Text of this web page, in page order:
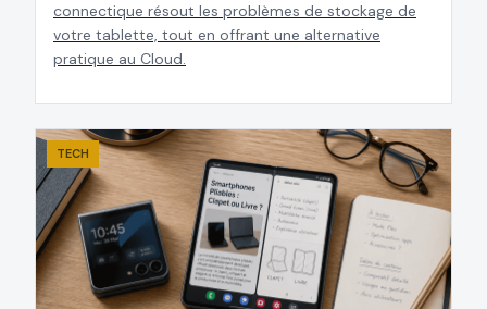
connectique résout les problèmes de stockage de
votre tablette, tout en offrant une alternative
pratique au Cloud.
TECH